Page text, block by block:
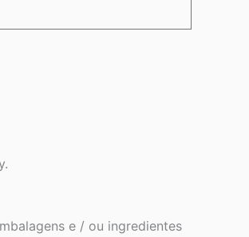
e / ou ingredientes